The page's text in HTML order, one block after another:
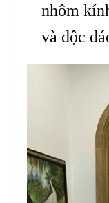
nhôm
và độc